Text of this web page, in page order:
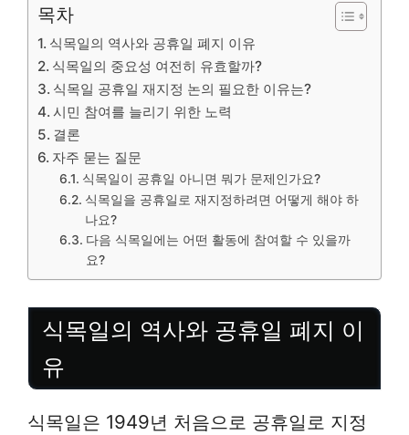
목차
식목일의 역사와 공휴일 폐지 이유
식목일의 중요성 여전히 유효할까?
식목일 공휴일 재지정 논의 필요한 이유는?
시민 참여를 늘리기 위한 노력
결론
자주 묻는 질문
식목일이 공휴일 아니면 뭐가 문제인가요?
식목일을 공휴일로 재지정하려면 어떻게 해야 하
나요?
다음 식목일에는 어떤 활동에 참여할 수 있을까
요?
식목일의 역사와 공휴일 폐지 이
유
식목일은 1949년 처음으로 공휴일로 지정